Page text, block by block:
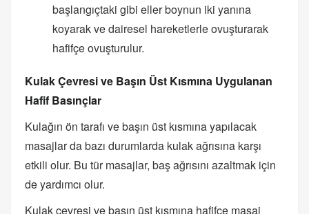
başlangıçtaki gibi eller boynun iki yanına
koyarak ve dairesel hareketlerle ovuşturarak
hafifçe ovuşturulur.
Kulak Çevresi ve Başın Üst Kısmına Uygulanan
Hafif Basınçlar
Kulağın ön tarafı ve başın üst kısmına yapılacak
masajlar da bazı durumlarda kulak ağrısına karşı
etkili olur. Bu tür masajlar, baş ağrısını azaltmak için
de yardımcı olur.
Kulak çevresi ve başın üst kısmına hafifçe masaj